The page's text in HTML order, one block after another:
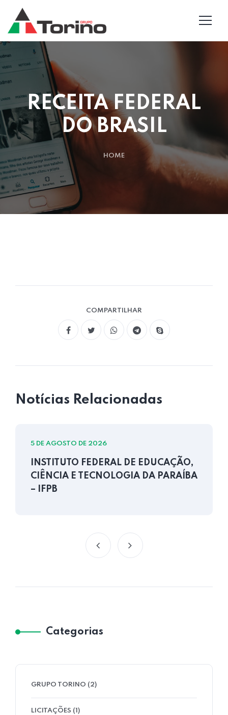
RECEITA FEDERAL
DO BRASIL
HOME
COMPARTILHAR
Notícias Relacionadas
5 DE AGOSTO DE 2026
INSTITUTO FEDERAL DE EDUCAÇÃO,
CIÊNCIA E TECNOLOGIA DA PARAÍBA
– IFPB
Categorias
GRUPO TORINO (2)
LICITAÇÕES (1)